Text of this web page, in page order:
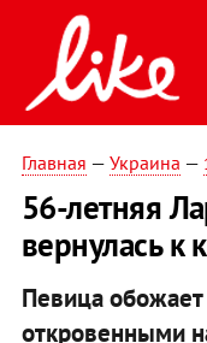
Главная — Украина —
56-летняя
вернулась к
Певица
откровенными